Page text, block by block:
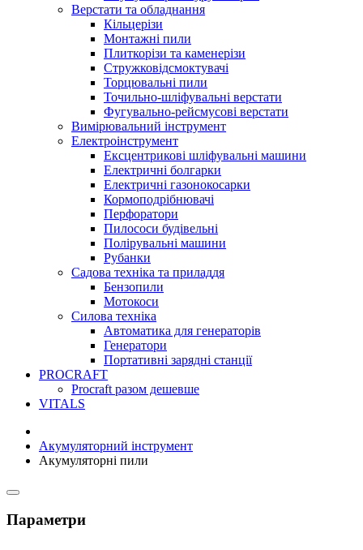
Верстати та обладнання
Кільцерізи
Монтажні пили
Плиткорізи та каменерізи
Стружковідсмоктувачі
Торцювальні пили
Точильно-шліфувальні верстати
Фугувально-рейсмусові верстати
Вимірювальний інструмент
Електроінструмент
Ексцентрикові шліфувальні машини
Електричні болгарки
Електричні газонокосарки
Кормоподрібнювачі
Перфоратори
Пилососи будівельні
Полірувальні машини
Рубанки
Садова техніка та приладдя
Бензопили
Мотокоси
Силова техніка
Автоматика для генераторів
Генератори
Портативні зарядні станції
PROCRAFT
Procraft разом дешевше
VITALS
Акумуляторний інструмент
Акумуляторні пили
Параметри